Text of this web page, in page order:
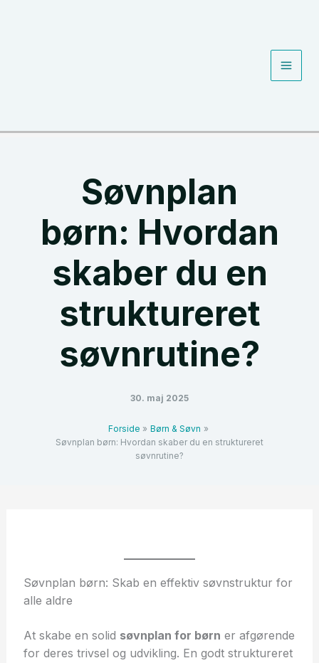
Main
Søvnplan
børn: Hvordan
skaber du en
struktureret
søvnrutine?
30. maj 2025
Forside
Børn & Søvn
Søvnplan børn: Hvordan skaber du en struktureret
søvnrutine?
Søvnplan børn: Skab en effektiv søvnstruktur for
alle aldre
At skabe en solid søvnplan for børn er afgørende
for deres trivsel og udvikling. En godt struktureret